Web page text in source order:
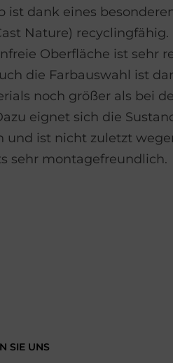
ist dank eines
Nature)
Ober­fläche ist sehr
die Farb­auswahl ist
noch größer als bei
eignet sich die
und ist nicht zuletzt
sehr montage­freundlich.
SIE UNS